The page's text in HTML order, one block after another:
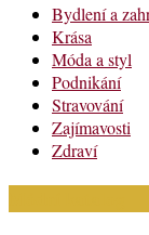
Bydlení a
Krása
Móda a styl
Podnikání
Stravování
Zajímavosti
Zdraví